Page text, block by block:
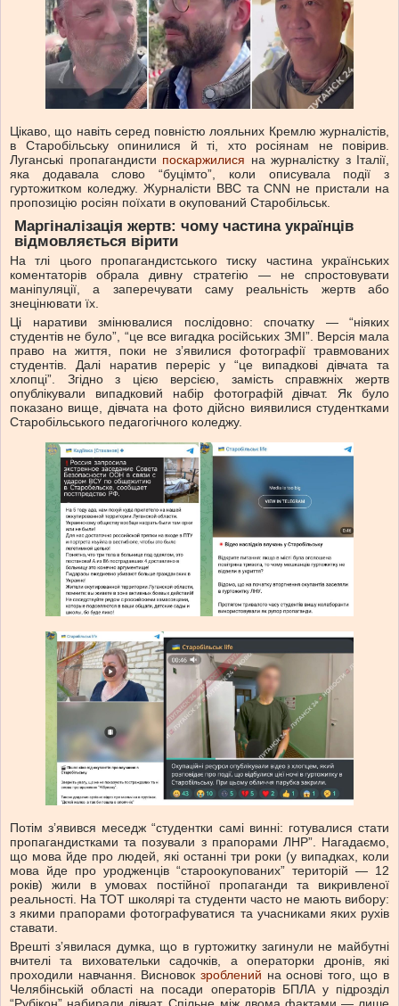
Цікаво, що навіть серед повністю лояльних Кремлю журналістів,
в Старобільську опинилися й ті, хто росіянам не повірив.
Луганські пропагандисти поскаржилися на журналістку з Італії,
яка додавала слово “буцімто”, коли описувала події з
гуртожитком коледжу. Журналісти ВВС та СNN не пристали на
пропозицію росіян поїхати в окупований Старобільськ.
Маргіналізація жертв: чому частина українців
відмовляється вірити
На тлі цього пропагандистського тиску частина українських
коментаторів обрала дивну стратегію — не спростовувати
маніпуляції, а заперечувати саму реальність жертв або
знецінювати їх.
Ці наративи змінювалися послідовно: спочатку — “ніяких
студентів не було”, “це все вигадка російських ЗМІ”. Версія мала
право на життя, поки не зʼявилися фотографії травмованих
студентів. Далі наратив переріс у “це випадкові дівчата та
хлопці”. Згідно з цією версією, замість справжніх жертв
опублікували випадковий набір фотографій дівчат. Як було
показано вище, дівчата на фото дійсно виявилися студентками
Старобільського педагогічного коледжу.
Потім зʼявився меседж “студентки самі винні: готувалися стати
пропагандистками та позували з прапорами ЛНР”. Нагадаємо,
що мова йде про людей, які останні три роки (у випадках, коли
мова йде про уродженців “староокупованих” територій — 12
років) жили в умовах постійної пропаганди та викривленої
реальності. На ТОТ школярі та студенти часто не мають вибору:
з якими прапорами фотографуватися та учасниками яких рухів
ставати.
Врешті зʼявилася думка, що в гуртожитку загинули не майбутні
вчителі та виховательки садочків, а операторки дронів, які
проходили навчання. Висновок зроблений на основі того, що в
Челябінській області на посади операторів БПЛА у підрозділ